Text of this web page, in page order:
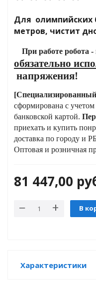
для
промышленности
от грозовых
систем
Для олимпийских
метров, чистит
При работе робота -
обязательно
напряжения!
[С
сформирована с
банковской картой.
приехать и купить
доставка по городу и
Оптовая и розничная
81 447,00
В
Характеристики